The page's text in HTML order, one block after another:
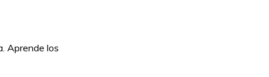
Aprende los